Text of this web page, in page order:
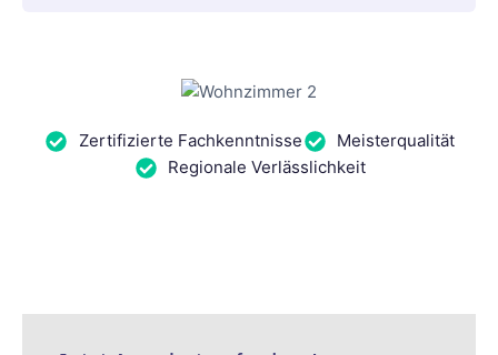
Zertifizierte Fachkenntnisse
Meisterqualität
Regionale Verlässlichkeit